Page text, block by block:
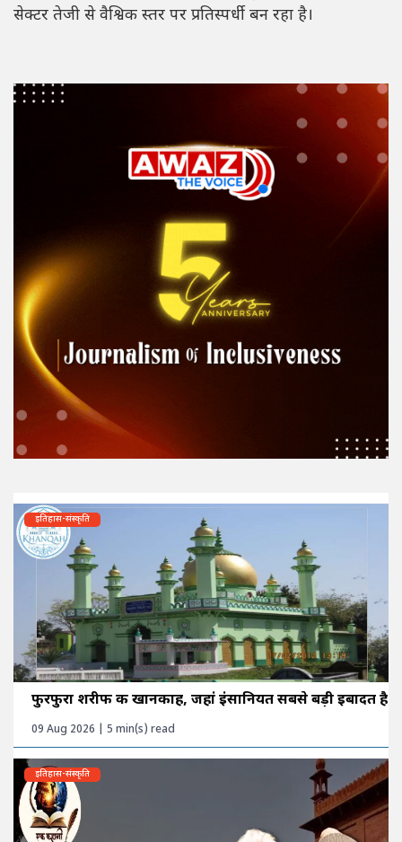
सेक्टर तेजी से वैश्विक स्तर पर प्रतिस्पर्धी बन रहा है।
इतिहास-संस्कृति
फुरफुरा शरीफ की खानकाह, जहां इंसानियत सबसे बड़ी इबादत है
09 Aug 2026 | 5 min(s) read
इतिहास-संस्कृति